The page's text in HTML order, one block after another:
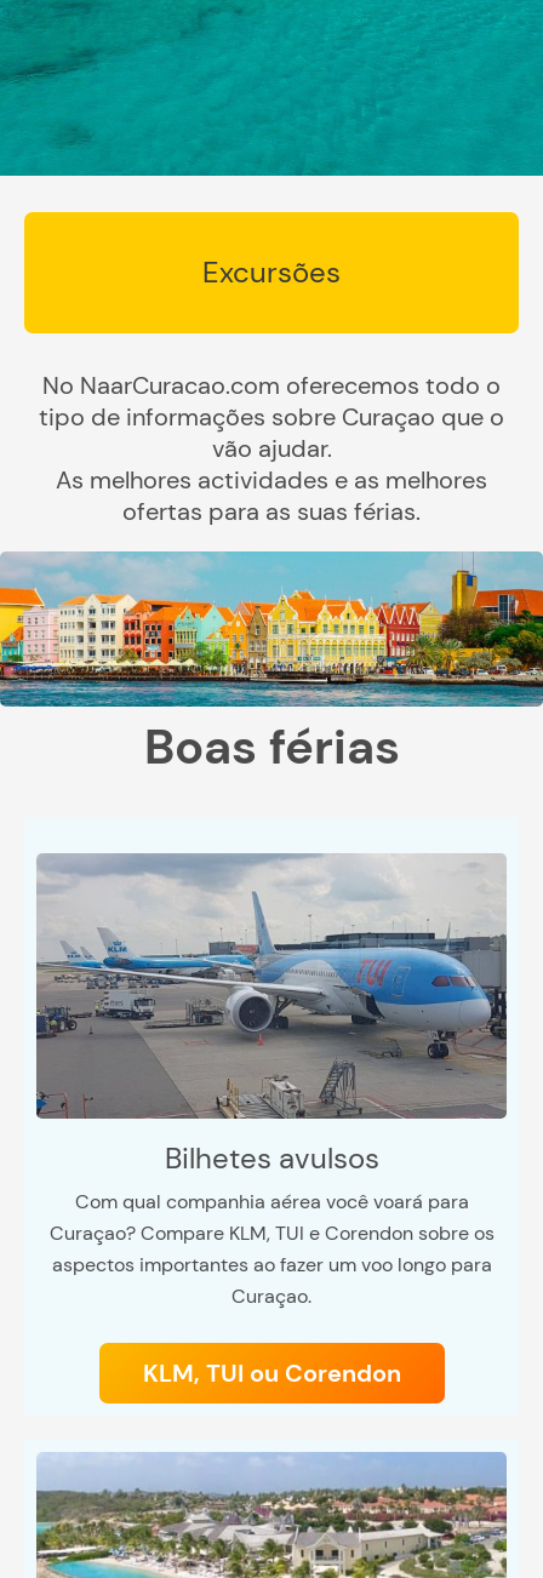
Excursões
No NaarCuracao.com oferecemos todo o
tipo de informações sobre Curaçao que o
vão ajudar.
As melhores actividades e as melhores
ofertas para as suas férias.
Boas férias
Bilhetes avulsos
Com qual companhia aérea você voará para
Curaçao? Compare KLM, TUI e Corendon sobre os
aspectos importantes ao fazer um voo longo para
Curaçao.
KLM, TUI ou Corendon